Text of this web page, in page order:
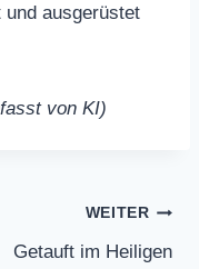
ausgerüstet
von KI)
WEITER
Getauft im Heiligen